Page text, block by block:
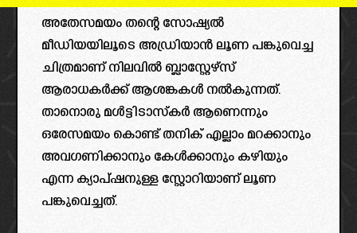
അതേസമയം തന്റെ സോഷ്യൽ
മീഡിയയിലൂടെ അഡ്രിയാൻ ലൂണ പങ്കുവെച്ച
ചിത്രമാണ് നിലവിൽ ബ്ലാസ്റ്റേഴ്സ്
ആരാധകർക്ക് ആശങ്കകൾ നൽകുന്നത്.
താനൊരു മൾട്ടിടാസ്കർ ആണെന്നും
ഒരേസമയം കൊണ്ട് തനിക് എല്ലാം മറക്കാനും
അവഗണിക്കാനും കേൾക്കാനും കഴിയും
എന്ന ക്യാപ്ഷനുള്ള സ്റ്റോറിയാണ് ലൂണ
പങ്കുവെച്ചത്.